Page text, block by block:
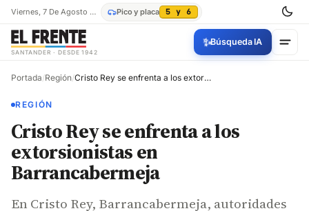
Viernes, 7 De Agosto De 2026 Pico y placa 5 y 6
SANTANDER · DESDE 1942
✨Búsqueda IA
Portada/Región/ Cristo Rey se enfrenta a los extorsionistas en Barrancabermeja
REGIÓN
Cristo Rey se enfrenta a los
extorsionistas en
Barrancabermeja
En Cristo Rey, Barrancabermeja, autoridades